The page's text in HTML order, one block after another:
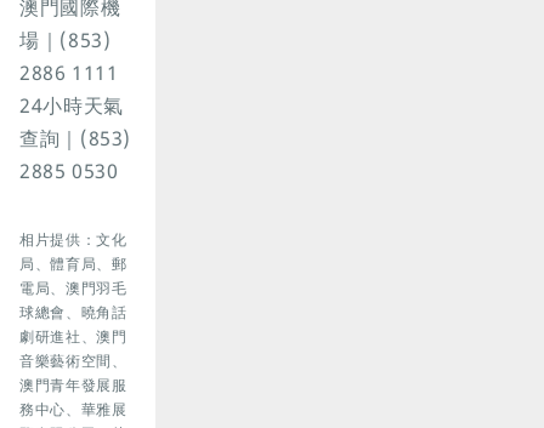
澳門國際機
場｜(853)
2886 1111
24小時天氣
查詢｜(853)
2885 0530
相片提供：文化
局、體育局、郵
電局、澳門羽毛
球總會、曉角話
劇研進社、澳門
音樂藝術空間、
澳門青年發展服
務中心、華雅展